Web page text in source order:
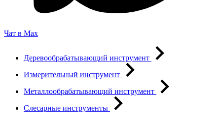
Чат в Max
Деревообрабатывающий инструмент
Измерительный инструмент
Металлообрабатывающий инструмент
Слесарные инструменты